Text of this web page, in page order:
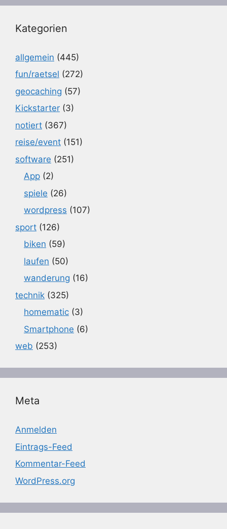
Kategorien
allgemein (445)
fun/raetsel (272)
geocaching (57)
Kickstarter (3)
notiert (367)
reise/event (151)
software (251)
App (2)
spiele (26)
wordpress (107)
sport (126)
biken (59)
laufen (50)
wanderung (16)
technik (325)
homematic (3)
Smartphone (6)
web (253)
Meta
Anmelden
Eintrags-Feed
Kommentar-Feed
WordPress.org